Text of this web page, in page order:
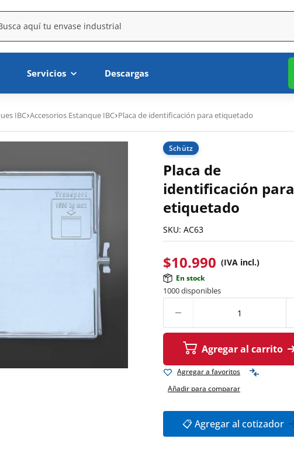
Servicios Descargas
IBC Accesorios Estanque IBC Placa de identificación para etiquetado
Schütz
Placa de
identificación para
etiquetado
SKU: AC63
$10.990 (IVA incl.)
En stock
1000 disponibles
Agregar al carrito
Agregar a favoritos
Añadir para comparar
📋 Agregar al cotizador